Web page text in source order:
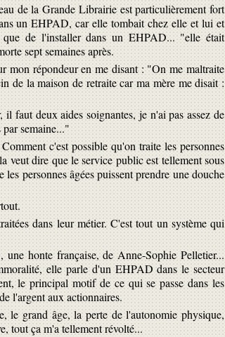
de la Grande Librairie est particulièrement fort
un EHPAD, car elle tombait chez elle et lui et
que de l'installer dans un EHPAD... "elle était
sept semaines après.
mon répondeur en me disant : "On me maltraite
de la maison de retraite car ma mère me disait :
faut deux aides soignantes, je n'ai pas assez de
semaine..."
c'est possible qu'on traite les personnes
veut dire que le service public est tellement sous
personnes âgées puissent prendre une douche
dans leur métier. C'est tout un système qui
honte française, de Anne-Sophie Pelletier...
elle parle d'un EHPAD dans le secteur
le principal motif de ce qui se passe dans les
l'argent aux actionnaires.
le grand âge, la perte de l'autonomie physique,
tout ça m'a tellement révolté...